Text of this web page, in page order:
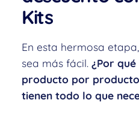
Kits
En esta hermosa
sea más fácil. ¿Por
producto por
tienen todo lo que